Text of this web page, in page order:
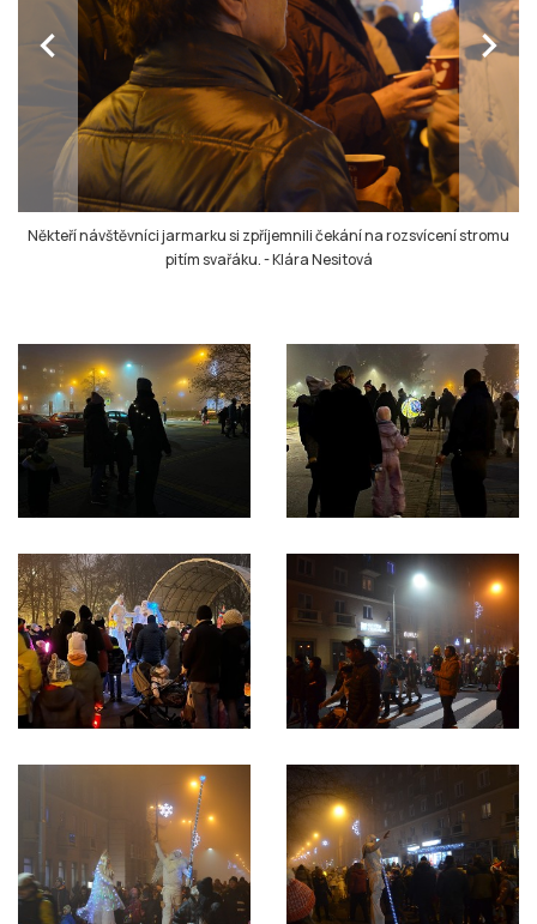
chevron_left chevron_right
Někteří návštěvníci jarmarku si zpříjemnili čekání na rozsvícení stromu
pitím svařáku.-Klára Nesitová